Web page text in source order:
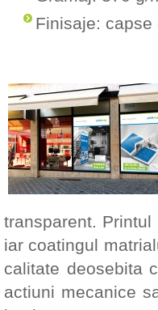
Finisaje: capse
transparent.
iar coatingul
calitate deosebita
actiuni mecanice